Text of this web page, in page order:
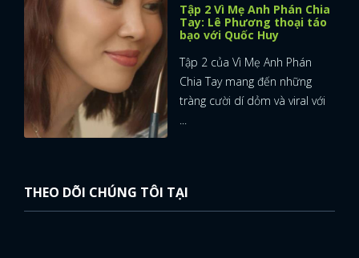
Tập 2 Vì Mẹ Anh Phán Chia
Tay: Lê Phương thoại táo
bạo với Quốc Huy
Tập 2 của Vì Mẹ Anh Phán
Chia Tay mang đến những
tràng cười dí dỏm và viral với
...
THEO DÕI CHÚNG TÔI TẠI